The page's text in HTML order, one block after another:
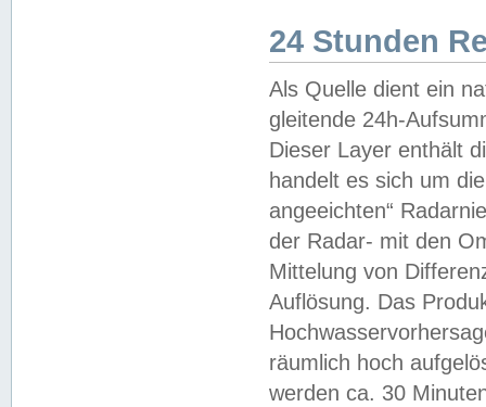
24 Stunden
Als Quelle dient ein
gleitende 24h-
Dieser Layer enthält
handelt es sich um
angeeichten“
der Radar- mit den
Mittelung von
Auflösung. Das
räumlich hoch
werden ca. 30